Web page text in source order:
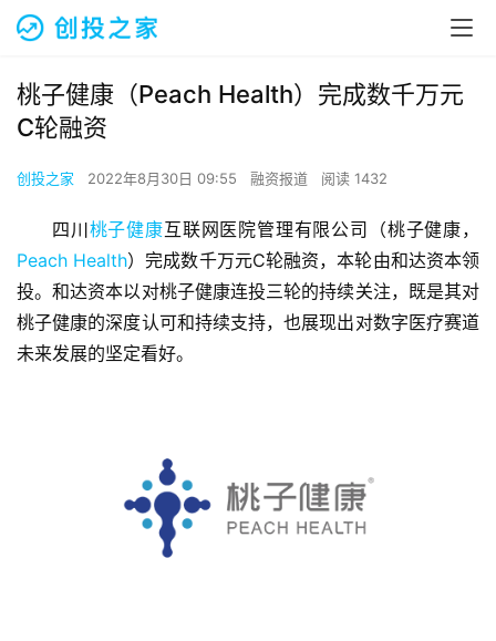
桃子健康（Peach Health）完成数千万元
C轮融资
创投之家 2022年8月30日 09:55 融资报道 阅读 1432
四川桃子健康互联网医院管理有限公司（桃子健康，
Peach Health）完成数千万元C轮融资，本轮由和达资本领
投。和达资本以对桃子健康连投三轮的持续关注，既是其对
桃子健康的深度认可和持续支持，也展现出对数字医疗赛道
未来发展的坚定看好。